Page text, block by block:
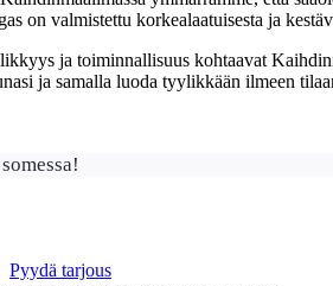
on valmistettu korkealaatuisesta ja
ja toiminnallisuus kohtaavat
ja samalla luoda tyylikkään ilmeen
Pyydä tarjous